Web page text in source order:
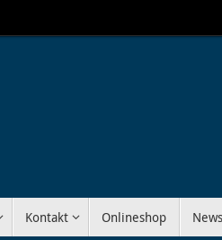
Kontakt Onlineshop